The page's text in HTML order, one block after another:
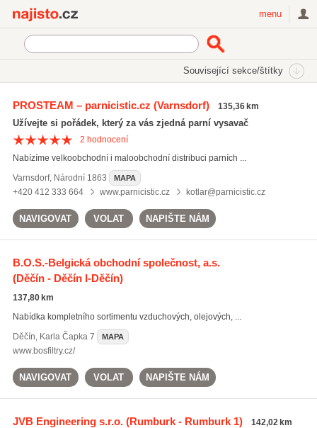
menu
Související sekce/štítky
Čisticí a filtrační technika
PROSTEAM – parnicistic.cz (Varnsdorf) 135,36 km
Užívejte si pořádek, který za vás zjedná parní vysavač
2 hodnocení
Nabízíme velkoobchodní i maloobchodní distribuci parních ...
Varnsdorf, Národní 1863 MAPA
+420 412 333 664 www.parnicistic.cz kotlar@parnicistic.cz
NAVIGOVAT VOLAT NAPIŠTE NÁM
B.O.S.-Belgická obchodní společnost, a.s.
(Děčín - Děčín I-Děčín)
137,80 km
Nabídka kompletního sortimentu vzduchových, olejových, ...
Děčín, Karla Čapka 7 MAPA
www.bosfiltry.cz/
NAVIGOVAT VOLAT NAPIŠTE NÁM
JVB Engineering s.r.o.(Rumburk - Rumburk 1) 142,02 km